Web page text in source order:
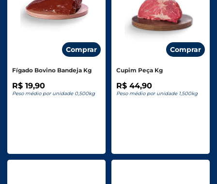
Comprar
Fígado Bovino Bandeja Kg
R$ 19,90
Peso médio por unidade 0,500kg
Comprar
Cupim Peça Kg
R$ 44,90
Peso médio por unidade 1,500kg